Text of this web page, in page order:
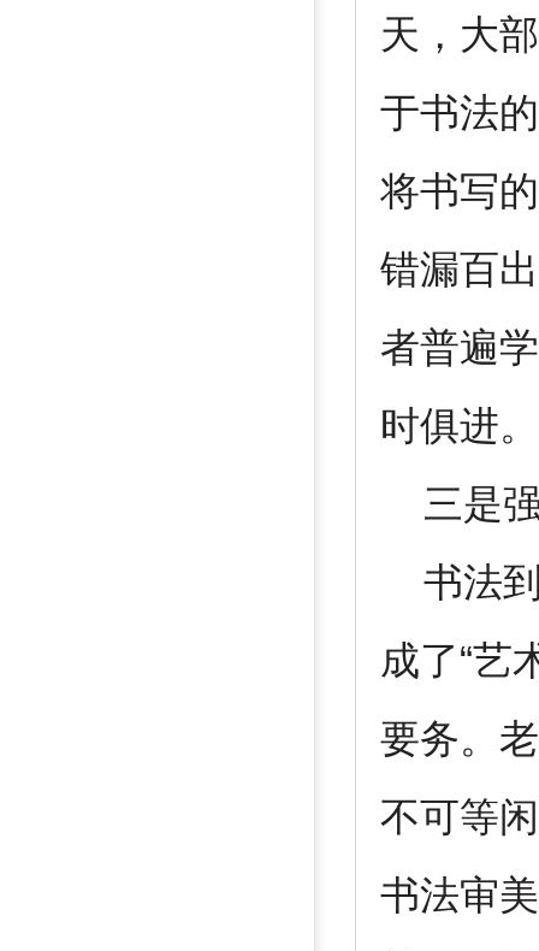
天，大
于书法
将书写
错漏百
者普遍
时俱进。
三是强
书法到
成了“艺
要务。
不可等
书法审